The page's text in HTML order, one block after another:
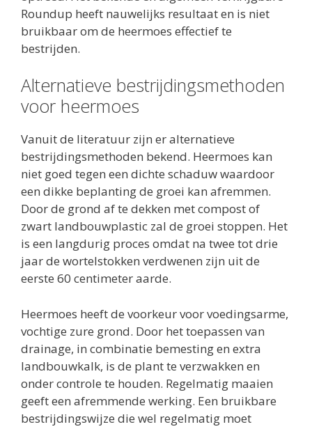
Roundup heeft nauwelijks resultaat en is niet
bruikbaar om de heermoes effectief te
bestrijden.
Alternatieve bestrijdingsmethoden
voor heermoes
Vanuit de literatuur zijn er alternatieve
bestrijdingsmethoden bekend. Heermoes kan
niet goed tegen een dichte schaduw waardoor
een dikke beplanting de groei kan afremmen.
Door de grond af te dekken met compost of
zwart landbouwplastic zal de groei stoppen. Het
is een langdurig proces omdat na twee tot drie
jaar de wortelstokken verdwenen zijn uit de
eerste 60 centimeter aarde.
Heermoes heeft de voorkeur voor voedingsarme,
vochtige zure grond. Door het toepassen van
drainage, in combinatie bemesting en extra
landbouwkalk, is de plant te verzwakken en
onder controle te houden. Regelmatig maaien
geeft een afremmende werking. Een bruikbare
bestrijdingswijze die wel regelmatig moet